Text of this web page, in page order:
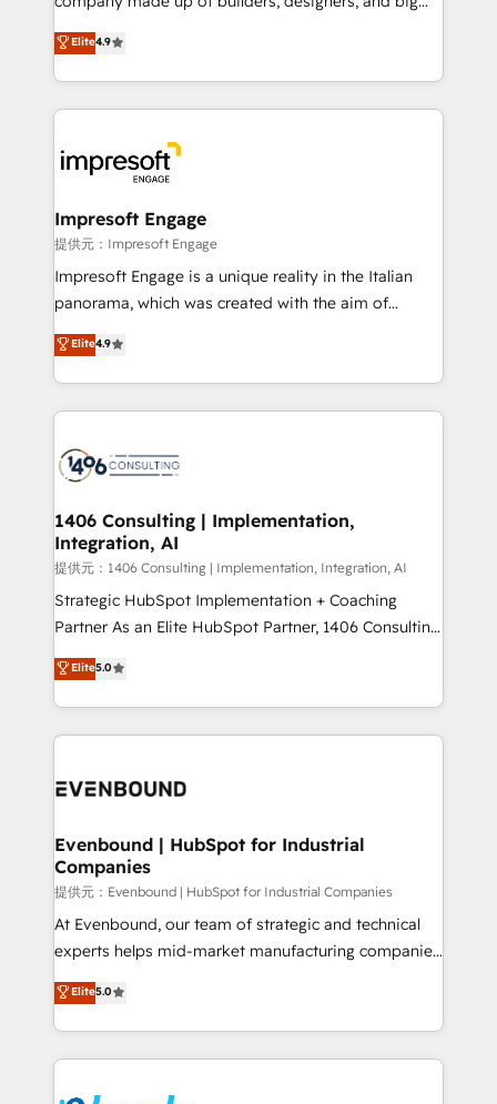
Platform Migration Excellence. • Top 3 Partner of the
Year LATAM 2022, 2023, 2024, 2025. • Partner of the
business with HubSpot? Let Cebra’s experts help
you grow faster, smarter, and with impact.
thinkers. We blend strategy, design, and
development—always fueled by curiosity—to turn
ideas, opportunities, and challenges into meaningful
experiences. To us, technology is more than just
and—most importantly—simple. That’s why we lean
into bold ideas and shape them into thoughtful
products and strategies that actually make a
difference.
Elite4.9
Impresoft Engage
提供元：Impresoft Engage
Impresoft Engage is a unique reality in the Italian
panorama, which was created with the aim of
putting Customer Experience at the center by
creating digital environments capable of integrating
people, processes and data. We offer the best
digital solutions on the market, ranging from CRM
marketing automation to online and offline sales
allowing companies to optimize processes and meet
the needs of the customer. We are part of Impresoft
Group, a group of specialized and complementary
companies that divide their offer into 4
Competence Centers: Smart Manufacturing,
The synergies generated by these integrations,
together with the combination of talents, skills,
to accompany companies on their digital
Elite4.9
1406 Consulting | Implementation,
Integration, AI
提供元：1406 Consulting | Implementation, Integration, AI
Strategic HubSpot Implementation + Coaching
Partner As an Elite HubSpot Partner, 1406 Consulting
helps mid-market revenue teams transform how
they sell, market, and serve. We don't just build your
HubSpot—we teach your team to own it, then stay
to help you keep winning. What We Do ⚙️ CRM
Data & Content 📈 Sales & Marketing Alignment +
Agent Creation 🔄 Custom Integrations & Data
Migration Why 1406 We become part of your team.
Your team learns while we build. We fix what others
broke. Built for mid-market reality—practical
solutions that work with your actual headcount and
HubSpot partners 🔄 Top 5% globally in client
retention 📅 8+ years of consistent results since 2017
Elite5.0
Evenbound | HubSpot for Industrial
Companies
提供元：Evenbound | HubSpot for Industrial Companies
At Evenbound, our team of strategic and technical
experts helps mid-market manufacturing companies
achieve real growth. We specialize in delivering
tailored solutions that drive results by leveraging
HubSpot’s platform and data to fuel success.
Technical Solutions: - HubSpot Technical Consulting -
Elite5.0